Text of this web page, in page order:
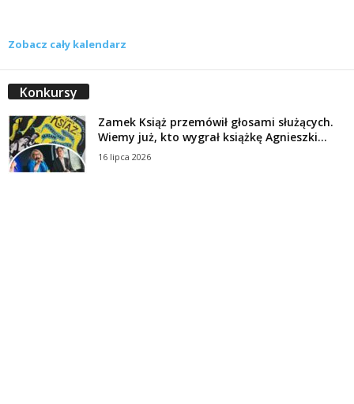
Zobacz cały kalendarz
Konkursy
Zamek Książ przemówił głosami służących.
Wiemy już, kto wygrał książkę Agnieszki...
16 lipca 2026